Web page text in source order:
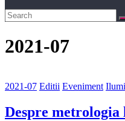
2021-07
2021-07 Editii Eveniment
Despre